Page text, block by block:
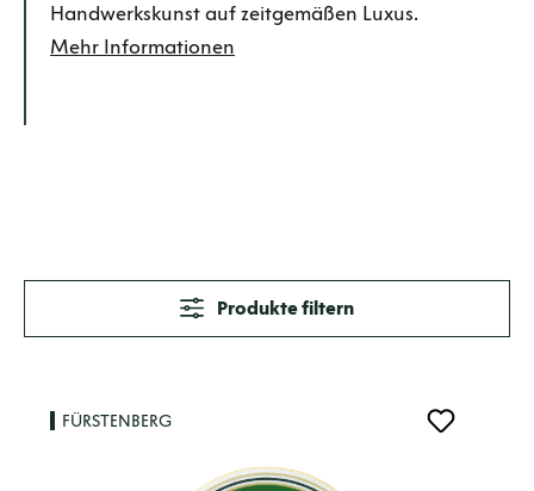
Handwerkskunst auf zeitgemäßen Luxus.
Mehr Informationen
Produkte filtern
FÜRSTENBERG